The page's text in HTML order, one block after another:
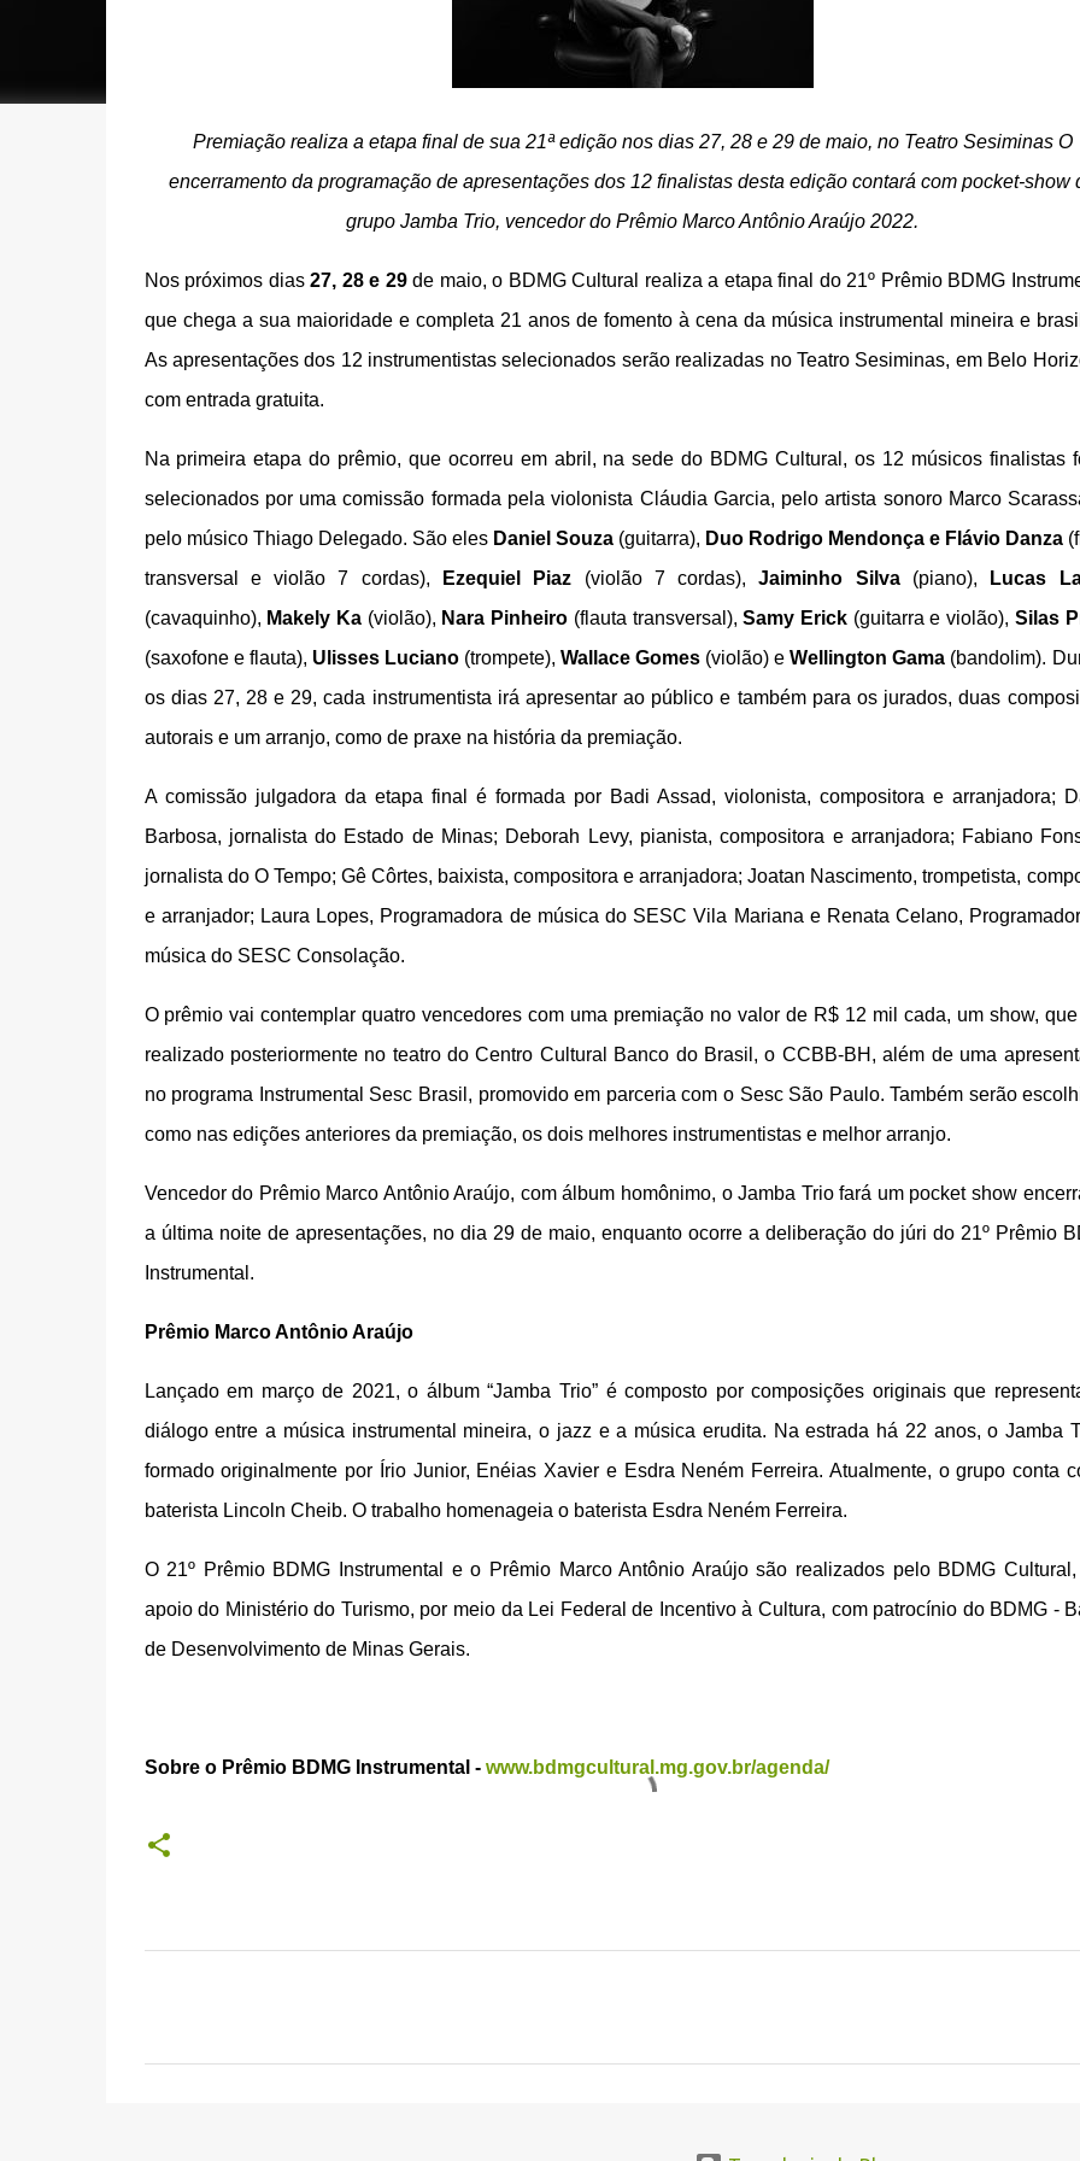
Premiação realiza a etapa final de sua 21ª edição nos dias 27, 28 e 29 de maio, no Teatro Sesiminas O
encerramento da programação de apresentações dos 12 finalistas desta edição contará com pocket-show
grupo Jamba Trio, vencedor do Prêmio Marco Antônio Araújo 2022.
Nos próximos dias 27, 28 e 29de maio, o BDMG Cultural realiza a etapa final do 21º Prêmio BDMG
que chega a sua maioridade e completa 21 anos de fomento à cena da música instrumental mineira e
As apresentações dos 12 instrumentistas selecionados serão realizadas no Teatro Sesiminas, em Belo
com entrada gratuita.
Na primeira etapa do prêmio, que ocorreu em abril, na sede do BDMG Cultural, os 12 músicos finalistas
selecionados por uma comissão formada pela violonista Cláudia Garcia, pelo artista sonoro Marco
pelo músico Thiago Delegado. São eles Daniel Souza(guitarra), Duo Rodrigo Mendonça e Flávio Danza
transversal e violão 7 cordas),
Ezequiel Piaz (violão 7 cordas),Jaiminho Silva(piano), Lucas
(cavaquinho), Makely Ka (violão), Nara Pinheiro (flauta transversal),Samy Erick(guitarra e violão), Silas
(saxofone e flauta), Ulisses Luciano(trompete), Wallace Gomes (violão) eWellington Gama (bandolim).
os dias 27, 28 e 29, cada instrumentista irá apresentar ao público e também para os jurados, duas
autorais e um arranjo, como de praxe na história da premiação.
A comissão julgadora da etapa final é formada por Badi Assad, violonista, compositora e arranjadora;
Barbosa, jornalista do Estado de Minas; Deborah Levy, pianista, compositora e arranjadora; Fabiano
jornalista do O Tempo; Gê Côrtes, baixista, compositora e arranjadora; Joatan Nascimento, trompetista,
e arranjador; Laura Lopes, Programadora de música do SESC Vila Mariana e Renata Celano,
música do SESC Consolação.
O prêmio vai contemplar quatro vencedores com uma premiação no valor de R$ 12 mil cada, um show,
realizado posteriormente no teatro do Centro Cultural Banco do Brasil, o CCBB-BH, além de uma
no programa Instrumental Sesc Brasil, promovido em parceria com o Sesc São Paulo. Também serão
como nas edições anteriores da premiação, os dois melhores instrumentistas e melhor arranjo.
Vencedor do Prêmio Marco Antônio Araújo, com álbum homônimo, o Jamba Trio fará um pocket show
a última noite de apresentações, no dia 29 de maio, enquanto ocorre a deliberação do júri do 21º Prêmio
Instrumental.
Prêmio Marco Antônio Araújo
Lançado em março de 2021, o álbum “Jamba Trio” é composto por composições originais que
diálogo entre a música instrumental mineira, o jazz e a música erudita. Na estrada há 22 anos, o Jamba
formado originalmente por Írio Junior, Enéias Xavier e Esdra Neném Ferreira. Atualmente, o grupo conta
baterista Lincoln Cheib. O trabalho homenageia o baterista Esdra Neném Ferreira.
O 21º Prêmio BDMG Instrumental e o Prêmio Marco Antônio Araújo são realizados pelo BDMG
apoio do Ministério do Turismo, por meio da Lei Federal de Incentivo à Cultura, com patrocínio do BDMG -
de Desenvolvimento de Minas Gerais.
Sobre o Prêmio BDMG Instrumental - www.bdmgcultural.mg.gov.br/agenda/